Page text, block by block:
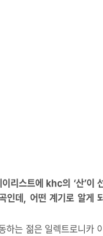
스트에 khc의 ‘산’이
인데, 어떤 계기로 알게
하는 젊은 일렉트로니카